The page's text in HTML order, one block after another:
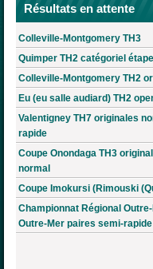
Résultats en attente
Colleville-Montgomery TH3
Quimper TH2 catégoriel
Colleville-Montgomery TH2
Eu (eu salle audiard) TH2
Valentigney TH7 originales
rapide
Coupe Onondaga TH3
normal
Coupe Imokursi (Rimouski
Championnat Régional
Outre-Mer paires semi-rapide